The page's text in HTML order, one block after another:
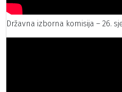
Državna izborna komisija – 26.